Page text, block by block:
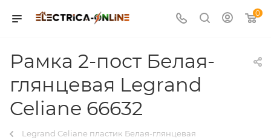
0
Рамка 2-пост Белая-
глянцевая Legrand
Celiane 66632
Legrand Celiane пластик Белая-глянцевая